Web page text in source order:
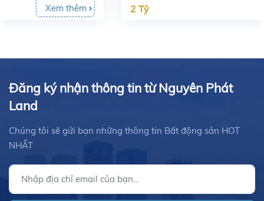
2 Tỷ
Đăng ký nhận thông tin từ Nguyên Phát
Land
Chúng tôi sẽ gửi bạn những thông tin Bất động sản HOT
NHẤT